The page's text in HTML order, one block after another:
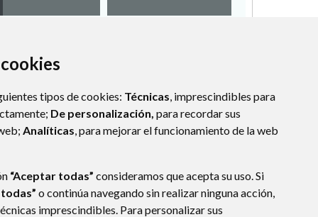
tipos de cookies: Técnicas, imprescindibles para
De personalización, para recordar sus
Analíticas, para mejorar el funcionamiento de la web
“Aceptar todas” consideramos que acepta su uso. Si
o continúa navegando sin realizar ninguna acción,
imprescindibles. Para personalizar sus